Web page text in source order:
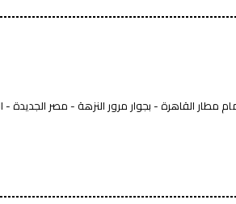
مطار القاهرة - بجوار مرور النزهة - مصر الجديدة -